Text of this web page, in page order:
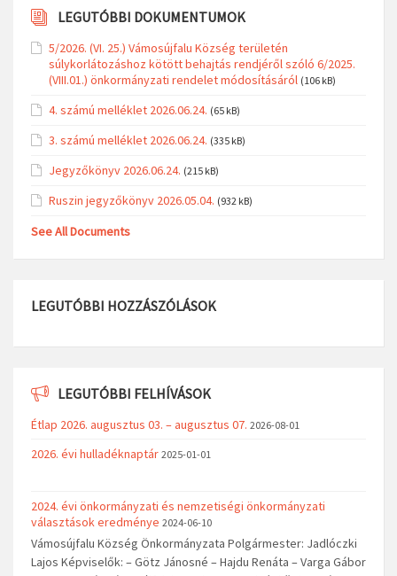
LEGUTÓBBI DOKUMENTUMOK
5/2026. (VI. 25.) Vámosújfalu Község területén
súlykorlátozáshoz kötött behajtás rendjéről szóló 6/2025.
(VIII.01.) önkormányzati rendelet módosításáról (106 kB)
4. számú melléklet 2026.06.24. (65 kB)
3. számú melléklet 2026.06.24. (335 kB)
Jegyzőkönyv 2026.06.24. (215 kB)
Ruszin jegyzőkönyv 2026.05.04. (932 kB)
See All Documents
LEGUTÓBBI HOZZÁSZÓLÁSOK
LEGUTÓBBI FELHÍVÁSOK
Étlap 2026. augusztus 03. – augusztus 07. 2026-08-01
2026. évi hulladéknaptár 2025-01-01
2024. évi önkormányzati és nemzetiségi önkormányzati
választások eredménye 2024-06-10
Vámosújfalu Község Önkormányzata Polgármester: Jadlóczki
Lajos Képviselők: – Götz Jánosné – Hajdu Renáta – Varga Gábor